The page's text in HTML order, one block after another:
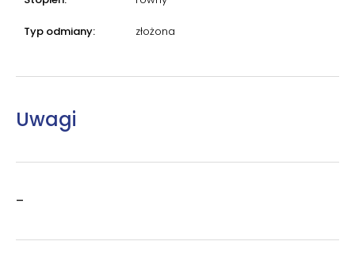
Typ odmiany: złożona
Uwagi
–